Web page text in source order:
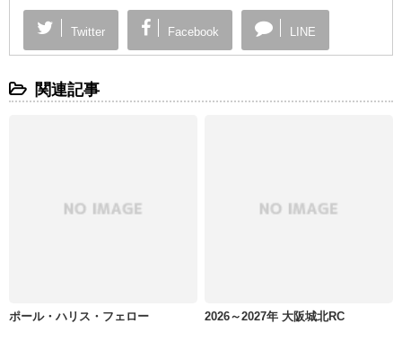
Twitter Facebook LINE
関連記事
ポール・ハリス・フェロー 2026～2027年 大阪城北RC